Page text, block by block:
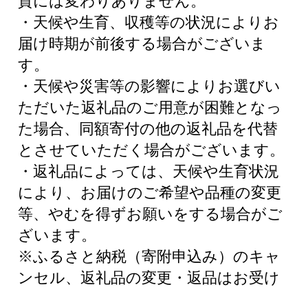
・天候や生育、収穫等の状況によりお
届け時期が前後する場合がございま
す。
・天候や災害等の影響によりお選びい
ただいた返礼品のご用意が困難となっ
た場合、同額寄付の他の返礼品を代替
とさせていただく場合がございます。
・返礼品によっては、天候や生育状況
により、お届けのご希望や品種の変更
等、やむを得ずお願いをする場合がご
ざいます。
※ふるさと納税（寄附申込み）のキャ
ンセル、返礼品の変更・返品はお受け